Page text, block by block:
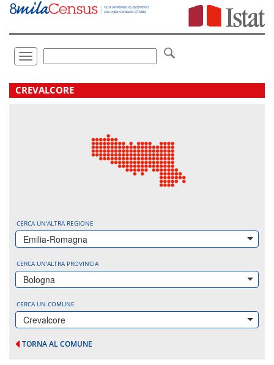
Vai
direttamente
Toggle
navigation
.
CREVALCORE
CERCA UN'ALTRA REGIONE
Emilia-Romagna
CERCA UN'ALTRA PROVINCIA
Bologna
CERCA UN COMUNE
Crevalcore
TORNA AL COMUNE